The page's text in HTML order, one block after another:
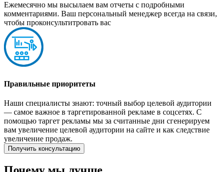
Ежемесячно мы высылаем вам отчеты с подробными
комментариями. Ваш персональный менеджер всегда на связи,
чтобы проконсультитровать вас
Правильные приоритеты
Наши специалисты знают: точный выбор целевой аудитории
— самое важное в таргетированной рекламе в соцсетях. С
помощью таргет рекламы мы за считанные дни сгенерируем
вам увеличение целевой аудитории на сайте и как следствие
увеличение продаж.
Получить консультацию